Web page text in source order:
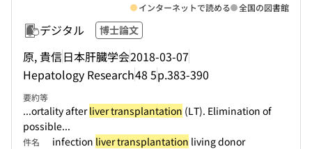
デジタル 博士論文
原, 貴信日本肝臓学会2018-03-07
Hepatology Research48 5p.383-390
インターネットで読める 全国の図書館
要約等
...ortality afterliver transplantation (LT). Elimination of
possible...
件名 infection liver transplantation living donor